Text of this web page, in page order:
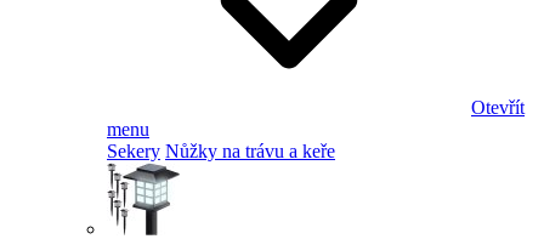
Otevřít
menu
Sekery Nůžky na trávu a keře